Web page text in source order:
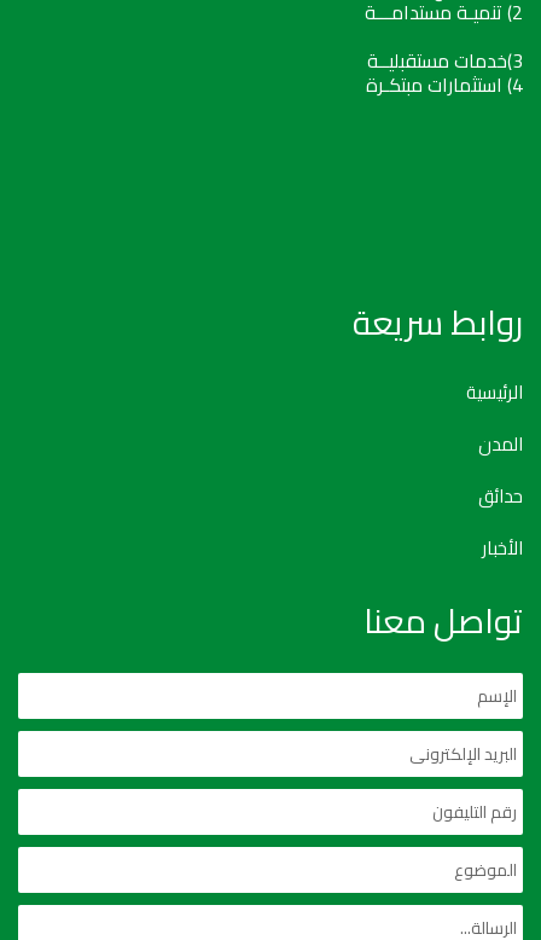
2) تنميـة مستدامـــة
3)خدمات مستقبليــة
4) استثمارات مبتكـرة
روابط سريعة
الرئيسية
المدن
حدائق
الأخبار
تواصل معنا